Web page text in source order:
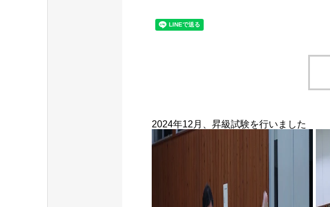
2024年12月、昇級試験を行いました